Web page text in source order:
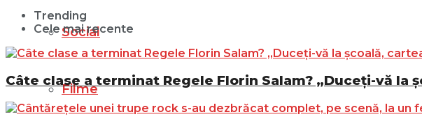
Social
Filme
Trending
Cele mai recente
Câte clase a terminat Regele Florin Salam? „Duceți-vă la